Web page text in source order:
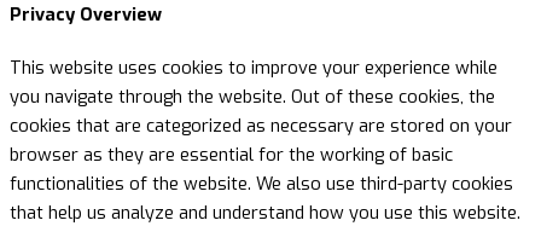
Privacy Overview
This website uses cookies to improve your experience while
you navigate through the website. Out of these cookies, the
cookies that are categorized as necessary are stored on your
browser as they are essential for the working of basic
functionalities of the website. We also use third-party cookies
that help us analyze and understand how you use this website.